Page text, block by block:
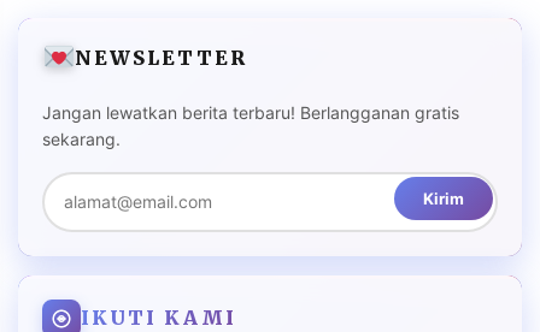
NEWSLETTER
Jangan lewatkan berita terbaru! Berlangganan gratis
sekarang.
Kirim
IKUTI KAMI